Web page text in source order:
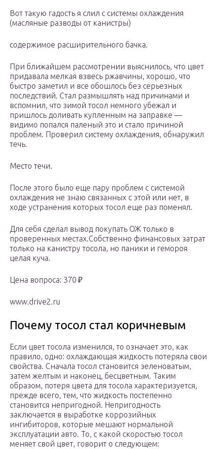
Вот такую гадость я слил с системы охлаждения
(масляные разводы от канистры)
содержимое расширительного бачка.
При ближайшем рассмотрении выяснилось, что цвет
придавала мелкая взвесь ржавчины, хорошо, что
быстро заметил и все обошлось без серьезных
последствий. Стал размышлять над причинами и
вспомнил, что зимой тосол немного убежал и
пришлось доливать купленным на заправке —
видимо попался паленый это и стало причиной
проблем. Проверил систему охлаждения, обнаружил
течь.
Место течи.
После этого было еще пару проблем с системой
охлаждения не знаю связанных с этой или нет, в
ходе устранения которых тосол еще раз поменял.
Для себя сделал вывод покупать ОЖ только в
проверенных местах.Собственно финансовых затрат
только на канистру тосола, но паники и гемороя
целая куча.
Цена вопроса: 370 ₽
www.drive2.ru
Почему тосол стал коричневым
Если цвет тосола изменился, то означает это, как
правило, одно: охлаждающая жидкость потеряла свои
свойства. Сначала тосол становится зеленоватым,
затем желтым и наконец, бесцветным. Таким
образом, потеря цвета для тосола характеризуется,
прежде всего, тем, что жидкость постепенно
становится непригодной. Непригодность
заключается в выработке коррозийных
ингибиторов, которые мешают нормальной
эксплуатации авто. То, с какой скоростью тосол
меняет свой цвет, говорит о следующем: